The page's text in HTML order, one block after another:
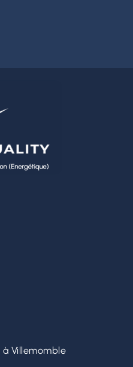
à Villemomble